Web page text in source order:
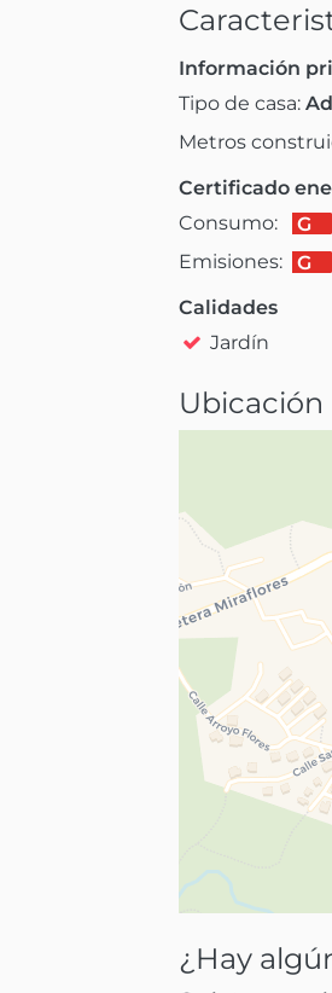
Información
Tipo de casa:
Metros
Certificado
Consumo:
G
Emisiones:
G
Calidades
Jardín
Ubicación
¿Hay